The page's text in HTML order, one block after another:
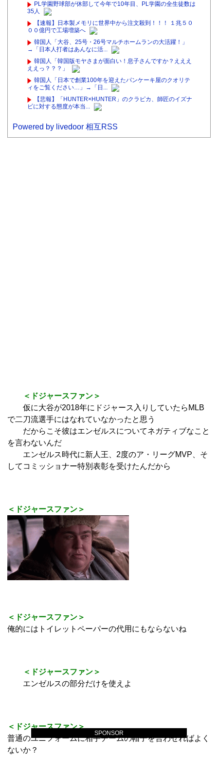
SPONSOR
PL学園野球部が休部して今年で10年目、PL学園の全生徒数は
35人
【速報】日本製メモリに世界中から注文殺到！！！ １兆５０
００億円で工場増築へ
韓国人「大谷、25号・26号マルチホームランの大活躍！」
→「日本人打者はあんなに活...
韓国人「韓国版モヤさまが面白い！息子さんですか？えええ
ええっ？？？」
韓国人「日本で創業100年を迎えたパンケーキ屋のクオリテ
ィをご覧ください…」→「日...
【悲報】「HUNTER×HUNTER」のクラピカ、師匠のイズナ
ビに対する態度が本当...
Powered by livedoor 相互RSS
＜ドジャースファン＞
仮に大谷が2018年にドジャース入りしていたらMLB
で二刀流選手にはなれていなかったと思う
だからこそ彼はエンゼルスについてネガティブなこと
を言わないんだ
エンゼルス時代に新人王、2度のア・リーグMVP、そ
してコミッショナー特別表彰を受けたんだから
＜ドジャースファン＞
＜ドジャースファン＞
俺的にはトイレットペーパーの代用にもならないね
＜ドジャースファン＞
エンゼルスの部分だけを使えよ
＜ドジャースファン＞
普通のユニフォームに相手チームの帽子を合わせればよく
ないか？